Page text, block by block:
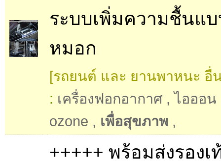
ระบบเพิ่มความชื้นแ
หมอก
[รถยนต์ และ ยานพาหนะ อื่
: เครื่องฟอกอากาศ ,ไอออน
ozone , เพื่อสุขภาพ ,
+++++ พร้อมส่งรองเ